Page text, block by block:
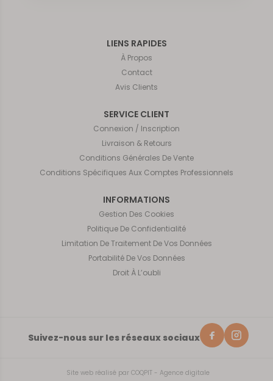
LIENS RAPIDES
À Propos
Contact
Avis Clients
SERVICE CLIENT
Connexion / Inscription
Livraison & Retours
Conditions Générales De Vente
Conditions Spécifiques Aux Comptes Professionnels
INFORMATIONS
Gestion Des Cookies
Politique De Confidentialité
Limitation De Traitement De Vos Données
Portabilité De Vos Données
Droit À L’oubli
Suivez-nous sur les réseaux sociaux
Site web réalisé par COQPIT - Agence digitale